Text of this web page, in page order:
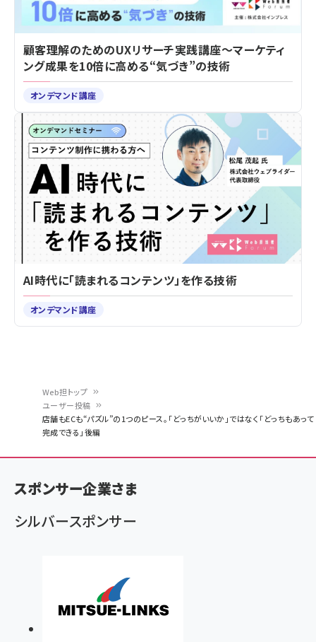
く
ず
Web担トップ
ユーザー投稿
店舗もECも“パズル”の1つのピース。「どっちがいいか」ではなく「どっちもあって
完成できる」後編
顧客理解のためのUXリサーチ実践講座～マーケティ
ング成果を10倍に高める“気づき”の技術
オンデマンド講座
AI時代に「読まれるコンテンツ」を作る技術
オンデマンド講座
スポンサー企業さま
シルバースポンサー